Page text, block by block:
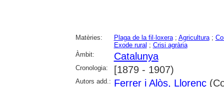
Matèries: Plaga de la fil·loxera; Agricultura;
Exode rural ; Crisi agrària
Àmbit:
Catalunya
Cronologia: [1879 - 1907)
Autors add.: Ferrer i Alòs, Llorenç